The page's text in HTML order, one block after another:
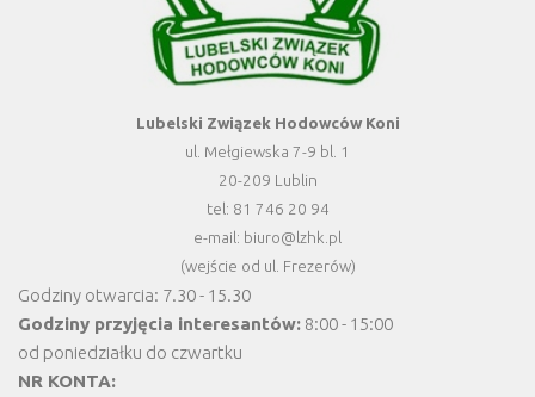
Lubelski Związek Hodowców Koni
ul. Mełgiewska 7-9 bl. 1
20-209 Lublin
tel: 81 746 20 94
e-mail: biuro@lzhk.pl
(wejście od ul. Frezerów)
Godziny otwarcia: 7.30 - 15.30
Godziny przyjęcia interesantów: 8:00 - 15:00
od poniedziałku do czwartku
NR KONTA: